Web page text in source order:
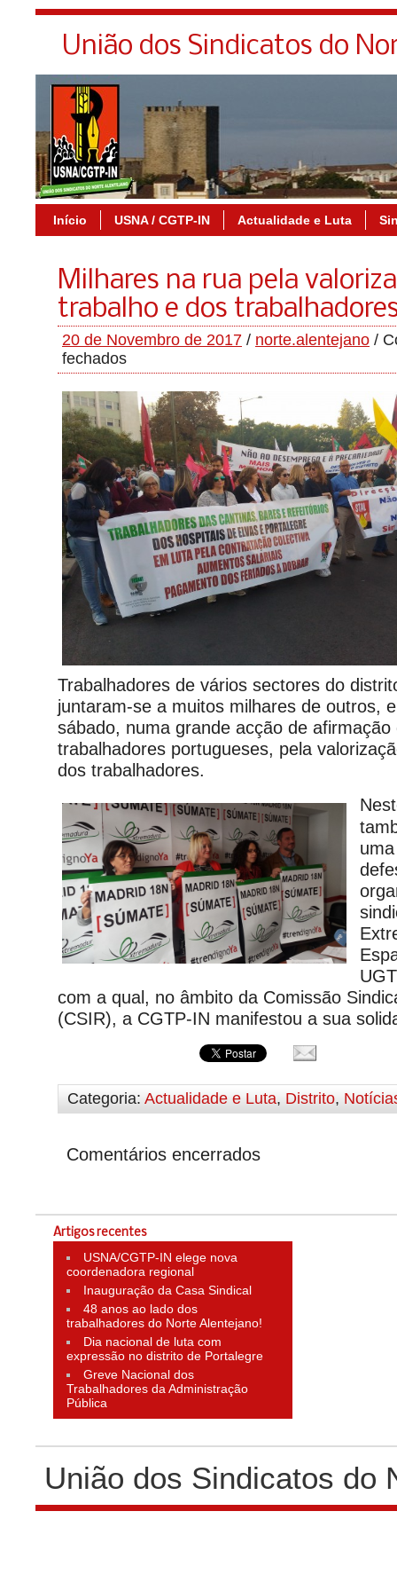
União dos Sindicatos do
Início USNA / CGTP-IN Actualidade e Luta
Milhares na rua pela
trabalho e dos
20 de Novembro de 2017 / norte.alentejano /
fechados
Trabalhadores de vários sectores do
juntaram-se a muitos milhares de outros,
sábado, numa grande acção de
trabalhadores portugueses, pela
dos trabalhadores.
com a qual, no âmbito da Comissão
(CSIR), a CGTP-IN manifestou a sua
Categoria: Actualidade e Luta, Distrito,
Comentários encerrados
Artigos recentes
USNA/CGTP-IN elege nova
coordenadora regional
Inauguração da Casa Sindical
48 anos ao lado dos
trabalhadores do Norte Alentejano!
Dia nacional de luta com
expressão no distrito de Portalegre
Greve Nacional dos
Trabalhadores da Administração
Pública
União dos Sindicatos do